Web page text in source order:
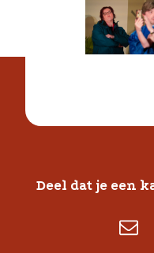
Deel dat je een